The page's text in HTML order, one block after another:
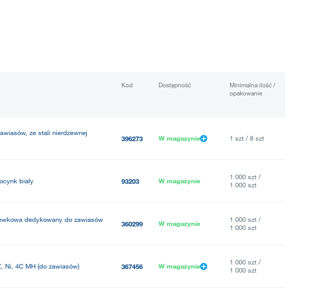
Kod Dostępność
Minimalna ilość /
opakowanie
ze stali nierdzewnej
396273 W magazynie 1 szt / 8 szt
biały 93203 W magazynie
1 000 szt /
1 000 szt
dedykowany do zawiasów
360299 W magazynie
1 000 szt /
1 000 szt
Ni, 4C MH (do zawiasów) 367456 W magazynie
1 000 szt /
1 000 szt